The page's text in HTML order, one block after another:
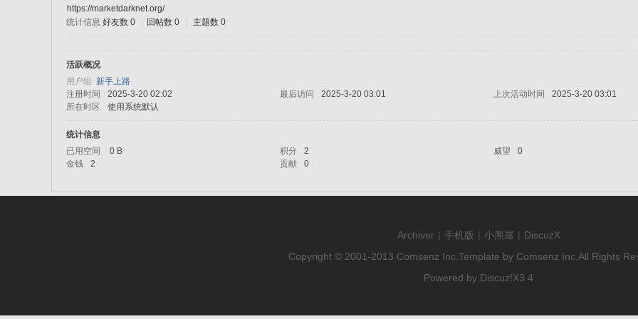
https://marketdarknet.org/
统计信息 好友数 0 回帖数 0 主题数 0
活跃概况
用户组 新手上路
注册时间
2025-3-20 02:02 最后访问 2025-3-20 03:01 上次活动时间
2025-3-20 03:01
所在时区
使用系统默认
统计信息
已用空间
0 B 积分 2 威望
0
金钱
2 贡献 0
Archiver | 手机版 | 小黑屋 | DiscuzX
Copyright © 2001-2013 Comsenz Inc. Template by Comsenz Inc. All Rights
Powered by Discuz!X3.4